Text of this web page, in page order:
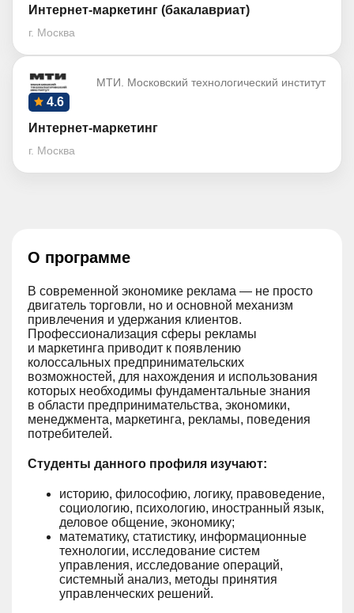
Интернет-маркетинг (бакалавриат)
г. Москва
МТИ. Московский технологический институт
4.6
Интернет-маркетинг
г. Москва
О программе
В современной экономике реклама — не просто
двигатель торговли, но и основной механизм
привлечения и удержания клиентов.
Профессионализация сферы рекламы
и маркетинга приводит к появлению
колоссальных предпринимательских
возможностей, для нахождения и использования
которых необходимы фундаментальные знания
в области предпринимательства, экономики,
менеджмента, маркетинга, рекламы, поведения
потребителей.
Студенты данного профиля изучают:
историю, философию, логику, правоведение,
социологию, психологию, иностранный язык,
деловое общение, экономику;
математику, статистику, информационные
технологии, исследование систем
управления, исследование операций,
системный анализ, методы принятия
управленческих решений.